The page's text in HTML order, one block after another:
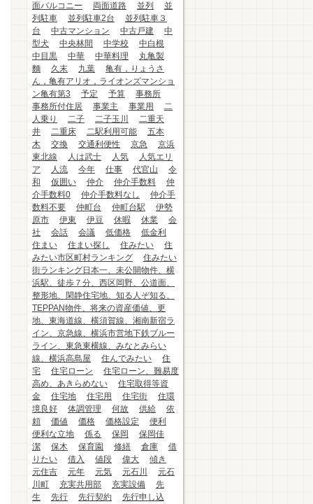
面バルコニー
両面道路 並列
並
列駐車
並列駐車2台
並列駐車３
台
中古マンション 中古戸建
中
型犬
中央林間 中学校
中白根
中目黒
中華 中華料理
丸亀製
麵
久末 九葉
亀有，りょうさ
ん，亀有アリオ，ライオンズマンショ
ン亀有第3
予定 予算
事務所
事務所付住居
事業主 事業用
二
人乗り
二子 二子玉川
二重天
井
二重床 二駅利用可能
五本
木
交換 交通利便性 京急
京浜
東北線
人は武士 人気
人気エリ
ア
人流 今年 仕事 代官山
令
和
仮囲い 仲介 仲介手数料
仲
介手数料0
仲介手数料なし
仲介手
数料不要
仲町台 仲町台駅
伊勢
原市
伊東 伊豆 休暇 休業
会
社
会話 会議 低価格
低金利
住まい
住まい探し 住みたい
住
みたい市区町村ランキング
住みたい
街ランキング日本一、未公開物件、横
浜駅、徒歩７分、西区岡野、公道面、
整形地、閑静住宅地、知る人ぞ知る、
TEPPAN物件、将来の資産価値、更
地、東海道線、横須賀線、湘南新宿ラ
イン、京急線、横浜市営地下鉄ブルー
ライン、東急東横線、みなとみらい
線、横浜高島屋
住んでみたい
住
宅
住宅ローン
住宅ローン、難易度
高め、あきらめない
住宅取得等資
金
住宅地 住宅用 住宅街
住環
境良好
体調管理 何故 供給
依
頼
価値 価格 価格設定
便利
便利な立地
係る 保岡
保岡佳
潔
保木 保育園 修繕 倉庫
借
りたい
借入 値段 偉大
傾き
元住吉
元年 元気 元石川
元石
川町
充実共用部 充実設備
先
生
先行 先行契約
先行申し込